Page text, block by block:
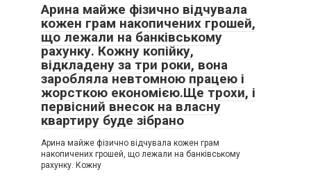
Арина майже фізично відчувала
кожен грам накопичених грошей,
що лежали на банківському
рахунку. Кожну копійку,
відкладену за три роки, вона
заробляла невтомною працею і
жорсткою економією.Ще трохи, і
первісний внесок на власну
квартиру буде зібрано
Арина майже фізично відчувала кожен грам
накопичених грошей, що лежали на банківському
рахунку. Кожну